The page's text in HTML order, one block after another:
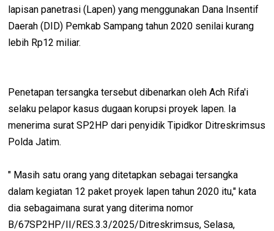
lapisan panetrasi (Lapen) yang menggunakan Dana Insentif
Daerah (DID) Pemkab Sampang tahun 2020 senilai kurang
lebih Rp12 miliar.
Penetapan tersangka tersebut dibenarkan oleh Ach Rifa'i
selaku pelapor kasus dugaan korupsi proyek lapen. Ia
menerima surat SP2HP dari penyidik Tipidkor Ditreskrimsus
Polda Jatim.
" Masih satu orang yang ditetapkan sebagai tersangka
dalam kegiatan 12 paket proyek lapen tahun 2020 itu," kata
dia sebagaimana surat yang diterima nomor
B/67SP2HP/II/RES.3.3/2025/Ditreskrimsus, Selasa,